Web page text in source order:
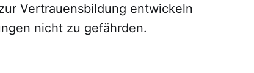
Vertrauensbildung entwickeln
nicht zu gefährden.